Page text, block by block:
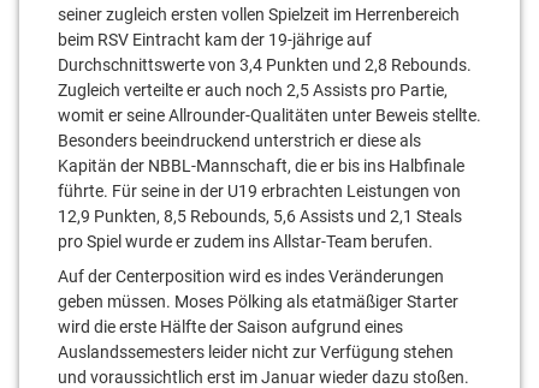
seiner zugleich ersten vollen Spielzeit im Herrenbereich
beim RSV Eintracht kam der 19-jährige auf
Durchschnittswerte von 3,4 Punkten und 2,8 Rebounds.
Zugleich verteilte er auch noch 2,5 Assists pro Partie,
womit er seine Allrounder-Qualitäten unter Beweis stellte.
Besonders beeindruckend unterstrich er diese als
Kapitän der NBBL-Mannschaft, die er bis ins Halbfinale
führte. Für seine in der U19 erbrachten Leistungen von
12,9 Punkten, 8,5 Rebounds, 5,6 Assists und 2,1 Steals
pro Spiel wurde er zudem ins Allstar-Team berufen.
Auf der Centerposition wird es indes Veränderungen
geben müssen. Moses Pölking als etatmäßiger Starter
wird die erste Hälfte der Saison aufgrund eines
Auslandssemesters leider nicht zur Verfügung stehen
und voraussichtlich erst im Januar wieder dazu stoßen.